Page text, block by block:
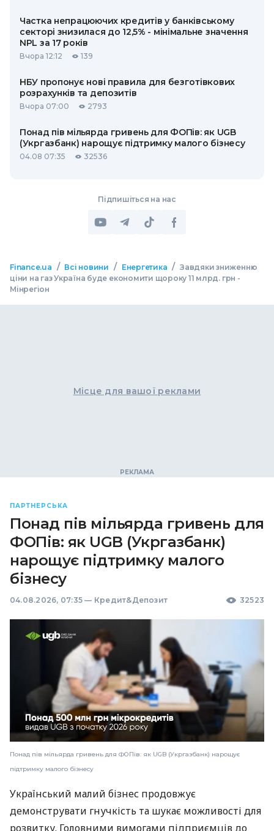
Частка непрацюючих кредитів у банківському
секторі знизилася до 12,5% - мінімальне значення
NPL за 17 років
Вчора 12:12 139
НБУ пропонує нові правила для безготівкових
розрахунків та депозитів
Вчора 07:00 2793
Понад пів мільярда гривень для ФОПів: як UGB
(Укргазбанк) нарощує підтримку малого бізнесу
04.08 07:35 32536
Підпишіться на нас
Finance.ua / Всі новини / Енергетика / Завдяки зниженню
ціни на газ Україна буде економити щороку 11 млрд. грн -
Мінрегіон
Місце для вашої реклами
ПАРТНЕРСЬКА
Понад пів мільярда гривень для
ФОПів: як UGB (Укргазбанк)
нарощує підтримку малого
бізнесу
04.08.2026, 07:35 — Кредит&Депозит 32523
Понад пів мільярда гривень для ФОПів: як UGB (Укргазбанк) нарощує
підтримку малого бізнесу
Український малий бізнес продовжує
демонструвати гнучкість та шукає можливості для
розвитку. Головними вимогами підприємців до